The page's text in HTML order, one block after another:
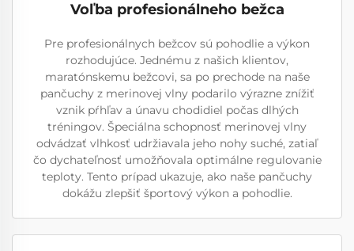
Voľba profesionálneho bežca
Pre profesionálnych bežcov sú pohodlie a výkon
rozhodujúce. Jednému z našich klientov,
maratónskemu bežcovi, sa po prechode na naše
pančuchy z merinovej vlny podarilo výrazne znížiť
vznik pŕhľav a únavu chodidiel počas dlhých
tréningov. Špeciálna schopnosť merinovej vlny
odvádzať vlhkosť udržiavala jeho nohy suché, zatiaľ
čo dychateľnosť umožňovala optimálne regulovanie
teploty. Tento prípad ukazuje, ako naše pančuchy
dokážu zlepšiť športový výkon a pohodlie.